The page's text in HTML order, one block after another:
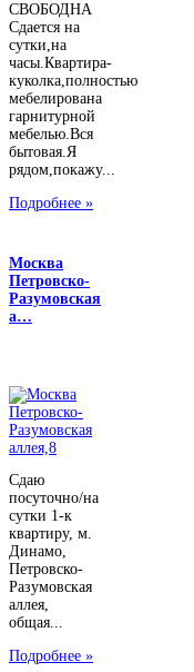
СВОБОДНА
Сдается на
сутки,на
часы.Квартира-
куколка,полностью
мебелирована
гарнитурной
мебелью.Вся
бытовая.Я
рядом,покажу...
Подробнее »
Москва
Петровско-
Разумовская
а…
Сдаю
посуточно/на
сутки 1-к
квартиру, м.
Динамо,
Петровско-
Разумовская
аллея,
общая...
Подробнее »